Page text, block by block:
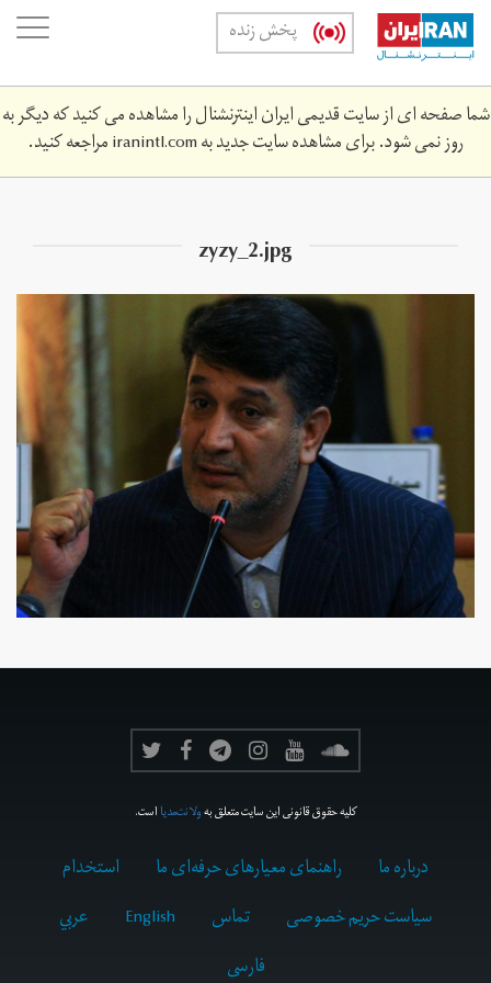
Skip
main
content
پخش زنده
شما صفحه ای از سایت قدیمی ایران اینترنشنال را مشاهده می کنید که دیگر به
روز نمی شود. برای مشاهده سایت جدید بهiranintl.comمراجعه کنید.
zyzy_2.jpg
کلیه حقوق قانونی این سایت متعلق بهولانت‌مدیااست.
درباره ما راهنمای معیارهای حرفه‌ای ما
استخدام
سیاست حریم خصوصی
تماس English
عربي
فارسى